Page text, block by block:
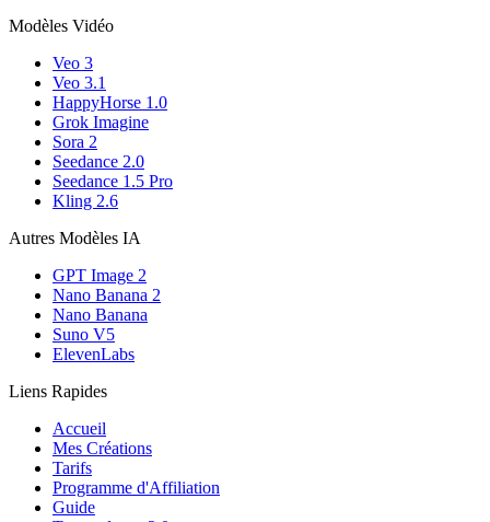
Modèles Vidéo
Veo 3
Veo 3.1
HappyHorse 1.0
Grok Imagine
Sora 2
Seedance 2.0
Seedance 1.5 Pro
Kling 2.6
Autres Modèles IA
GPT Image 2
Nano Banana 2
Nano Banana
Suno V5
ElevenLabs
Liens Rapides
Accueil
Mes Créations
Tarifs
Programme d'Affiliation
Guide